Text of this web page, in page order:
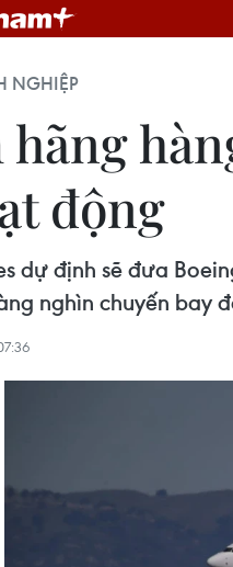
NGHIỆP
động
dự định sẽ đưa
nghìn chuyến bay